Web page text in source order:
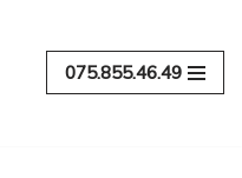
075.855.46.49